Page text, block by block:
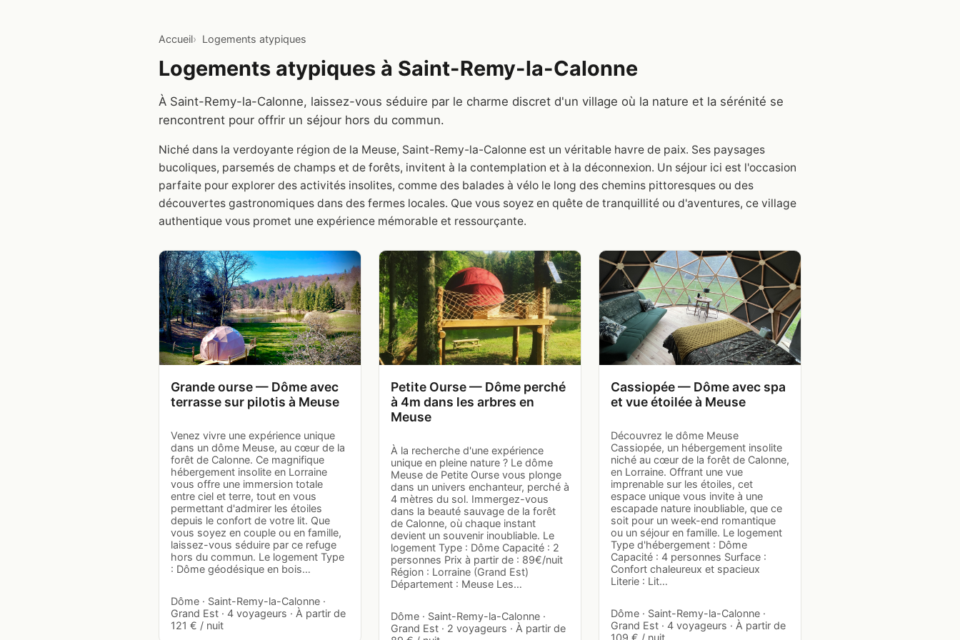
Accueil Logements atypiques
Logements atypiques à Saint-Remy-la-Calonne
À Saint-Remy-la-Calonne, laissez-vous séduire par le charme discret d'un village où la nature et la sérénité se
rencontrent pour offrir un séjour hors du commun.
Niché dans la verdoyante région de la Meuse, Saint-Remy-la-Calonne est un véritable havre de paix. Ses paysages
bucoliques, parsemés de champs et de forêts, invitent à la contemplation et à la déconnexion. Un séjour ici est l'occasion
parfaite pour explorer des activités insolites, comme des balades à vélo le long des chemins pittoresques ou des
découvertes gastronomiques dans des fermes locales. Que vous soyez en quête de tranquillité ou d'aventures, ce village
authentique vous promet une expérience mémorable et ressourçante.
Grande ourse — Dôme avec
terrasse sur pilotis à Meuse
Venez vivre une expérience unique
dans un dôme Meuse, au cœur de la
forêt de Calonne. Ce magnifique
hébergement insolite en Lorraine
vous offre une immersion totale
entre ciel et terre, tout en vous
permettant d'admirer les étoiles
depuis le confort de votre lit. Que
vous soyez en couple ou en famille,
laissez-vous séduire par ce refuge
hors du commun. Le logement Type
: Dôme géodésique en bois…
Dôme · Saint-Remy-la-Calonne ·
Grand Est · 4 voyageurs · À partir de
121 € / nuit
Petite Ourse — Dôme perché
à 4m dans les arbres en
Meuse
À la recherche d'une expérience
unique en pleine nature ? Le dôme
Meuse de Petite Ourse vous plonge
dans un univers enchanteur, perché à
4 mètres du sol. Immergez-vous
dans la beauté sauvage de la forêt
de Calonne, où chaque instant
devient un souvenir inoubliable. Le
logement Type : Dôme Capacité : 2
personnes Prix à partir de : 89€/nuit
Région : Lorraine (Grand Est)
Département : Meuse Les…
Dôme · Saint-Remy-la-Calonne ·
Grand Est · 2 voyageurs · À partir de
Cassiopée — Dôme avec spa
et vue étoilée à Meuse
Découvrez le dôme Meuse
Cassiopée, un hébergement insolite
niché au cœur de la forêt de Calonne,
en Lorraine. Offrant une vue
imprenable sur les étoiles, cet
espace unique vous invite à une
escapade nature inoubliable, que ce
soit pour un week-end romantique
ou un séjour en famille. Le logement
Type d'hébergement : Dôme
Capacité : 4 personnes Surface :
Confort chaleureux et spacieux
Literie : Lit…
Dôme · Saint-Remy-la-Calonne ·
Grand Est · 4 voyageurs · À partir de
109 € / nuit